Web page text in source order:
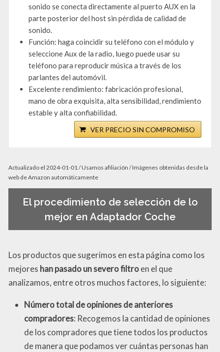
sonido se conecta directamente al puerto AUX en la
parte posterior del host sin pérdida de calidad de
sonido.
Función: haga coincidir su teléfono con el módulo y
seleccione Aux de la radio, luego puede usar su
teléfono para reproducir música a través de los
parlantes del automóvil.
Excelente rendimiento: fabricación profesional,
mano de obra exquisita, alta sensibilidad, rendimiento
estable y alta confiabilidad.
VER PRECIO SIN COMPROMISO
Actualizado el 2024-01-01 / Usamos afiliación / Imágenes obtenidas desde la
web de Amazon automáticamente
El procedimiento de selección de lo
mejor en Adaptador Coche
Los productos que sugerimos en esta página como los
mejores han pasado un severo filtroen el que
analizamos, entre otros muchos factores, lo siguiente:
Número total de opiniones de anteriores
compradores: Recogemos la cantidad de opiniones
de los compradores que tiene todos los productos
de manera que podamos ver cuántas personas han